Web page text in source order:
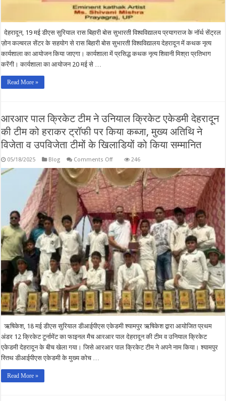
देहरादून, 19 मई डीएस सुरियाल रास बिहारी बोस सुभारती विश्वविद्यालय प्रयागराज के नॉर्थ सेंट्रल
ज़ोन कल्चरल सेंटर के सहयोग से रास बिहारी बोस सुभारती विश्वविद्यालय देहरादून में कथक नृत्य
कार्यशाला का आयोजन किया जाएगा। कार्यशाला में प्रसिद्ध कथक नृत्य शिवानी मिश्रा प्रतिभाग
करेंगी। कार्यशाला का आयोजन 20 मई से …
Read More »
आरआर पाल क्रिकेट टीम ने उनियाल क्रिकेट एकेडमी देहरादून
की टीम को हराकर ट्रॉफी पर किया कब्जा, मुख्य अतिथि ने
विजेता व उपविजेता टीमों के खिलाडियों को किया सम्मानित
05/18/2025 Blog Comments Offon
पाल
टीम
ने
उनियाल
क्रिकेट
एकेडमी
देहरादून
की
टीम
को
हराकर
ट्रॉफी
पर
किया
कब्जा,
मुख्य
अतिथि
ने
विजेता
उपविजेता
टीमों
के
खिलाडियों
को
सम्मानित
246
ऋषिकेश, 18 मई डीएस सुरियाल डीआईपीएस एकेडमी श्यामपुर ऋषिकेश द्वारा आयोजित प्रथम
अंडर 12 क्रिकेट टूर्नामेंट का फाइनल मैच आरआर पाल देहरादून की टीम व उनियाल क्रिकेट
एकेडमी देहरादून के बीच खेला गया। जिसे आरआर पाल क्रिकेट टीम ने अपने नाम किया। श्यामपुर
स्तिथ डीआईपीएस एकेडमी के मुख्य कोच …
Read More »